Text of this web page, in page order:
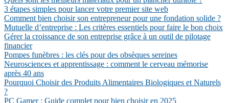
3 étapes simples pour lancer votre premier site web
Comment bien choisir son entrepreneur pour une fondation solide ?
Mutuelle d’entreprise : Les critères essentiels pour faire le bon choix
Gérer la croissance de son entreprise grâce à un outil de pilotage
financier
Pompes funèbres : les clés pour des obsèques sereines
Neurosciences et apprentissage : comment le cerveau mémorise
après 40 ans
Pourquoi Choisir des Produits Alimentaires Biologiques et Naturels
?
PC Gamer : Guide complet pour bien choisir en 2025